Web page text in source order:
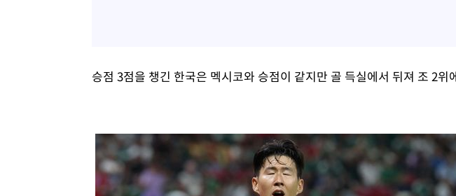
승점 3점을 챙긴 한국은 멕시코와 승점이 같지만 골 득실에서 뒤져 조 2위